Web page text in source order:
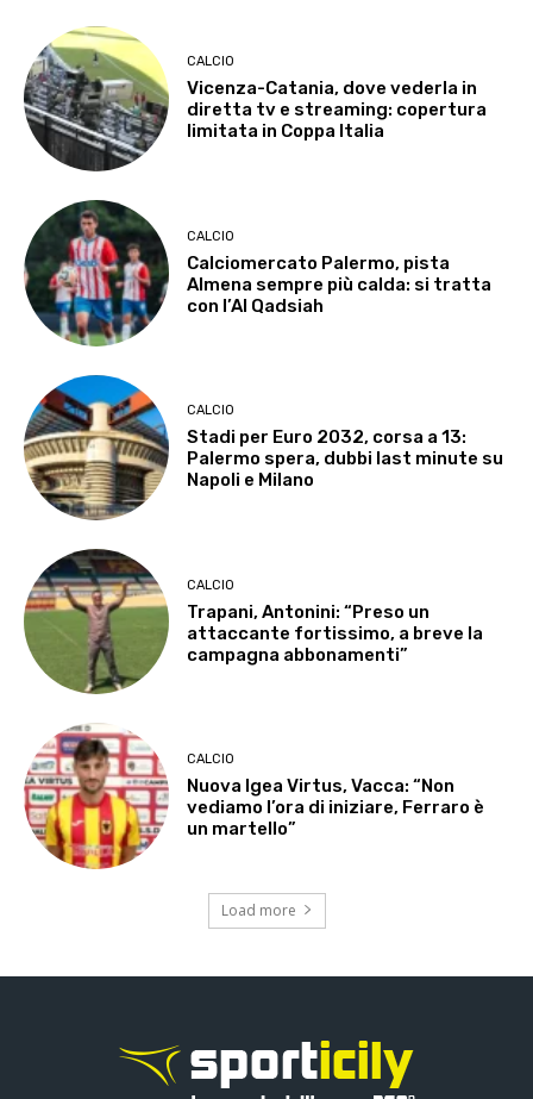
CALCIO
Vicenza-Catania, dove vederla in
diretta tv e streaming: copertura
limitata in Coppa Italia
CALCIO
Calciomercato Palermo, pista
Almena sempre più calda: si tratta
con l’Al Qadsiah
CALCIO
Stadi per Euro 2032, corsa a 13:
Palermo spera, dubbi last minute su
Napoli e Milano
CALCIO
Trapani, Antonini: “Preso un
attaccante fortissimo, a breve la
campagna abbonamenti”
CALCIO
Nuova Igea Virtus, Vacca: “Non
vediamo l’ora di iniziare, Ferraro è
un martello”
Load more